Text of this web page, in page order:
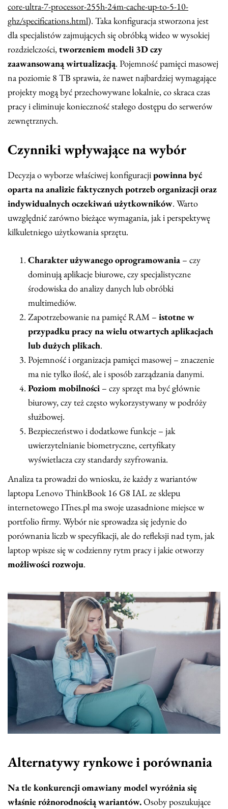
core-ultra-7-processor-255h-24m-cache-up-to-5-10-
ghz/specifications.html). Taka konfiguracja stworzona jest
dla specjalistów zajmujących się obróbką wideo w wysokiej
rozdzielczości,tworzeniem modeli 3D czy
zaawansowaną wirtualizacją. Pojemność pamięci masowej
na poziomie 8 TB sprawia, że nawet najbardziej wymagające
projekty mogą być przechowywane lokalnie, co skraca czas
pracy i eliminuje konieczność stałego dostępu do serwerów
zewnętrznych.
Czynniki wpływające na wybór
Decyzja o wyborze właściwej konfiguracjipowinna być
oparta na analizie faktycznych potrzeb organizacji oraz
indywidualnych oczekiwań użytkowników. Warto
uwzględnić zarówno bieżące wymagania, jak i perspektywę
kilkuletniego użytkowania sprzętu.
Charakter używanego oprogramowania – czy
dominują aplikacje biurowe, czy specjalistyczne
środowiska do analizy danych lub obróbki
multimediów.
Zapotrzebowanie na pamięć RAM – istotne w
przypadku pracy na wielu otwartych aplikacjach
lub dużych plikach.
Pojemność i organizacja pamięci masowej – znaczenie
ma nie tylko ilość, ale i sposób zarządzania danymi.
Poziom mobilności – czy sprzęt ma być głównie
biurowy, czy też często wykorzystywany w podróży
służbowej.
Bezpieczeństwo i dodatkowe funkcje – jak
uwierzytelnianie biometryczne, certyfikaty
wyświetlacza czy standardy szyfrowania.
Analiza ta prowadzi do wniosku, że każdy z wariantów
laptopa Lenovo ThinkBook 16 G8 IAL ze sklepu
internetowego ITnes.pl ma swoje uzasadnione miejsce w
portfolio firmy. Wybór nie sprowadza się jedynie do
porównania liczb w specyfikacji, ale do refleksji nad tym, jak
laptop wpisze się w codzienny rytm pracy i jakie otworzy
możliwości rozwoju.
Alternatywy rynkowe i porównania
Na tle konkurencji omawiany model wyróżnia się
właśnie różnorodnością wariantów.Osoby poszukujące